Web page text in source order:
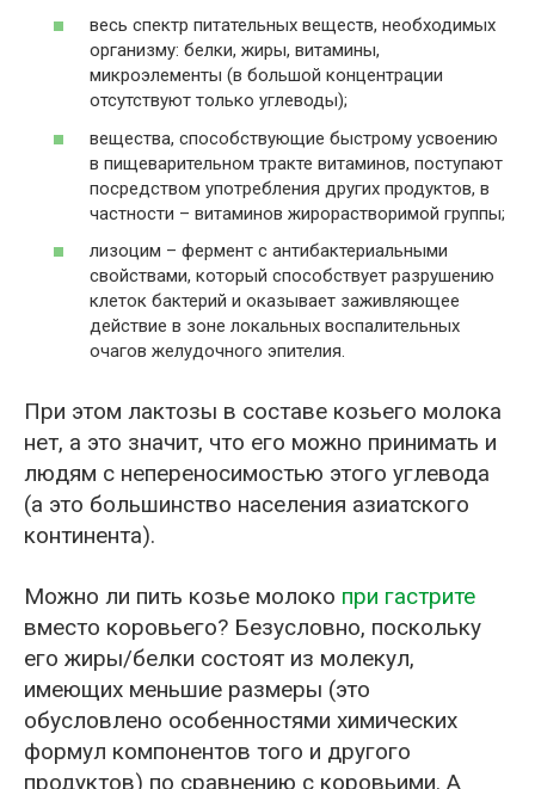
весь спектр питательных веществ, необходимых
организму: белки, жиры, витамины,
микроэлементы (в большой концентрации
отсутствуют только углеводы);
вещества, способствующие быстрому усвоению
в пищеварительном тракте витаминов, поступают
посредством употребления других продуктов, в
частности – витаминов жирорастворимой группы;
лизоцим – фермент с антибактериальными
свойствами, который способствует разрушению
клеток бактерий и оказывает заживляющее
действие в зоне локальных воспалительных
очагов желудочного эпителия.
При этом лактозы в составе козьего молока
нет, а это значит, что его можно принимать и
людям с непереносимостью этого углевода
(а это большинство населения азиатского
континента).
Можно ли пить козье молоко при гастрите
вместо коровьего? Безусловно, поскольку
его жиры/белки состоят из молекул,
имеющих меньшие размеры (это
обусловлено особенностями химических
формул компонентов того и другого
продуктов) по сравнению с коровьими. А